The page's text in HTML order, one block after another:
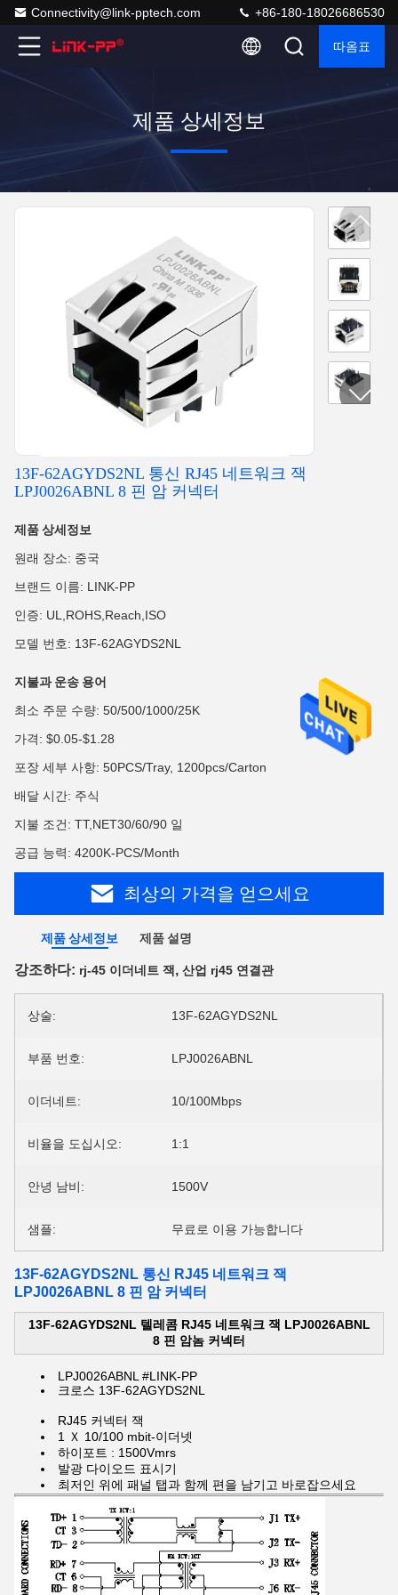
Connectivity@link-pptech.com +86-180-18026686530
따옴표
제품 상세정보
13F-62AGYDS2NL 통신 RJ45 네트워크 잭
LPJ0026ABNL 8 핀 암 커넥터
제품 상세정보
원래 장소: 중국
브랜드 이름: LINK-PP
인증: UL,ROHS,Reach,ISO
모델 번호: 13F-62AGYDS2NL
지불과 운송 용어
최소 주문 수량: 50/500/1000/25K
가격: $0.05-$1.28
포장 세부 사항: 50PCS/Tray, 1200pcs/Carton
배달 시간: 주식
지불 조건: TT,NET30/60/90 일
공급 능력: 4200K-PCS/Month
최상의 가격을 얻으세요
제품 상세정보 제품 설명
강조하다: rj-45 이더네트 잭, 산업 rj45 연결관
상술: 13F-62AGYDS2NL
부품 번호: LPJ0026ABNL
이더네트: 10/100Mbps
비율을 도십시오: 1:1
안녕 남비: 1500V
샘플: 무료로 이용 가능합니다
13F-62AGYDS2NL 통신 RJ45 네트워크 잭
LPJ0026ABNL 8 핀 암 커넥터
13F-62AGYDS2NL 텔레콤 RJ45 네트워크 잭 LPJ0026ABNL
8 핀 암놈 커넥터
LPJ0026ABNL #LINK-PP
크로스 13F-62AGYDS2NL
RJ45 커넥터 잭
1 Ｘ 10/100 mbit-이더넷
하이포트 : 1500Vmrs
발광 다이오드 표시기
최저인 위에 패널 탭과 함께 편을 남기고 바로잡으세요